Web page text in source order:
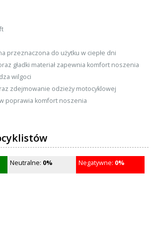
przeznaczona do użytku w ciepłe dni
gładki materiał zapewnia komfort noszenia
wilgoci
zdejmowanie odzieży motocyklowej
poprawia komfort noszenia
Neutralne: 0% Negatywne: 0%